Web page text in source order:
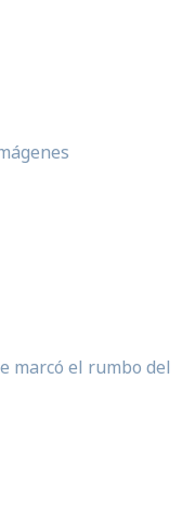
marcó el rumbo del